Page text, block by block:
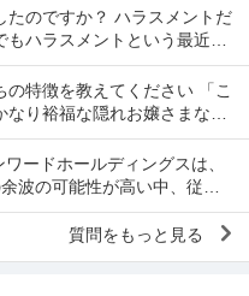
たのですか？ ハラスメントだ
ハラスメントという最近の
からすれば良い気...
特徴を教えてください 「こ
り裕福な隠れお嬢さまなん
ださい 私の...
ードホールディングスは、
波の可能性が高い中、従業
け入れ）を優先さ...
質問をもっと見る